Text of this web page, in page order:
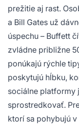
prežitie aj rast.
a Bill Gates už
úspechu – Buffett
zvládne približne
ponúkajú rýchle
poskytujú hĺbku,
sociálne platformy
sprostredkovať.
ktorí sa pohybujú